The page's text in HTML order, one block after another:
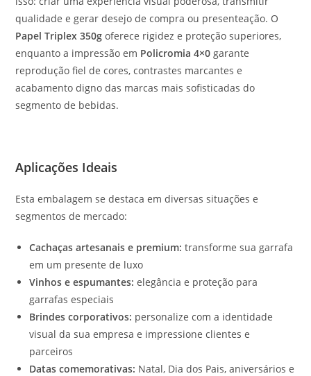
qualidade e gerar desejo de compra ou presenteação. O
Papel Triplex 350g oferece rigidez e proteção superiores,
enquanto a impressão em Policromia 4×0 garante
reprodução fiel de cores, contrastes marcantes e
acabamento digno das marcas mais sofisticadas do
segmento de bebidas.
Aplicações Ideais
Esta embalagem se destaca em diversas situações e
segmentos de mercado:
Cachaças artesanais e premium: transforme sua garrafa
em um presente de luxo
Vinhos e espumantes: elegância e proteção para
garrafas especiais
Brindes corporativos: personalize com a identidade
visual da sua empresa e impressione clientes e
parceiros
Datas comemorativas: Natal, Dia dos Pais, aniversários e